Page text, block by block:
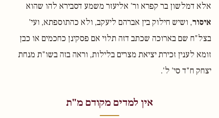
אלא דמלשון בר קפרא ור' אליעזר משמע דסבירא להו שהוא
איסור, ושיש חילוק בין אברהם ליעקב, ולא כהתוספתא, ועי'
בצל"ח שם בארוכה שכתב דזה תלוי אם פסקינן כחכמים או כבן
זומא לענין זכירת יציאת מצרים בלילות, וראה בזה בשו"ת מנחת
יצחק ח"ד סי' ל'.
אין למדים מקודם מ"ת